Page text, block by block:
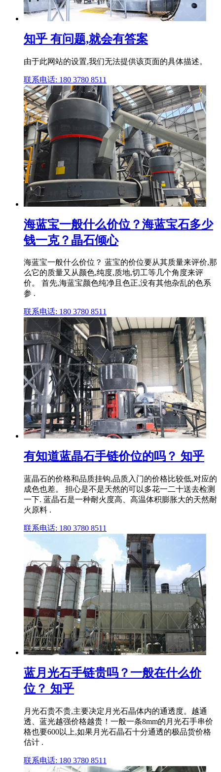
知乎 有问题,就会有答案
由于此网站的设置,我们无法提供该页面的具体描述。
联系电话: 180 3780 8511
海蓝宝一般什么价位？海蓝宝石多少
钱一克？晶石倾心
海蓝宝一般什么价位？ 蓝宝的价位要从其质量来评价,那
么它的质量又从颜色,纯度,质地,切工等几个角度来评
价。 首先,海蓝宝颜色纯净且色正,没有其他杂乱的色系
参 .
联系电话: 180 3780 8511
有知道蓝晶石手链价位的吗？ 知乎
蓝晶石的价格和品质挂钩,品质入门的价格比较低,对应的
成色也差。 担心是不是天然的可以多花一二十送去检测
一下. 蓝晶石是一种耐火度高、高温体积膨胀大的天然耐
火原料 .
联系电话: 180 3780 8511
蓝月光石手链贵吗？一般在什么价
位？ 知乎
月光石贵不贵,主要决定月光石晶体内的通透度。越通
透、蓝光越强价格越贵！一般一条8mm的月光石手串价
格也要600以上,如果月光石晶石十分通透的极品货价格
估计 .
联系电话: 180 3780 8511